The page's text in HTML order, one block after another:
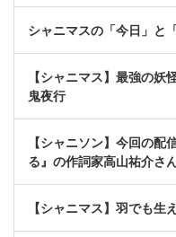
シャニマスの「今日」と
【シャニマス】最強の
鬼夜行
【シャニソン】今回の配
る』の作詞家高山祐介さ
【シャニマス】羽でも